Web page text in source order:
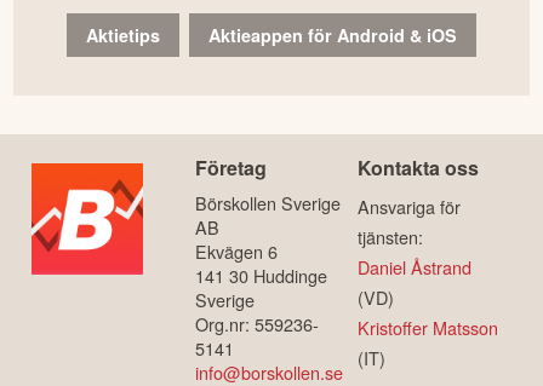
Aktietips Aktieappen för Android & iOS
Företag
Börskollen Sverige
AB
Ekvägen 6
141 30 Huddinge
Sverige
Org.nr: 559236-
5141
info@borskollen.se
Kontakta oss
Ansvariga för
tjänsten:
Daniel Åstrand
(VD)
Kristoffer Matsson
(IT)